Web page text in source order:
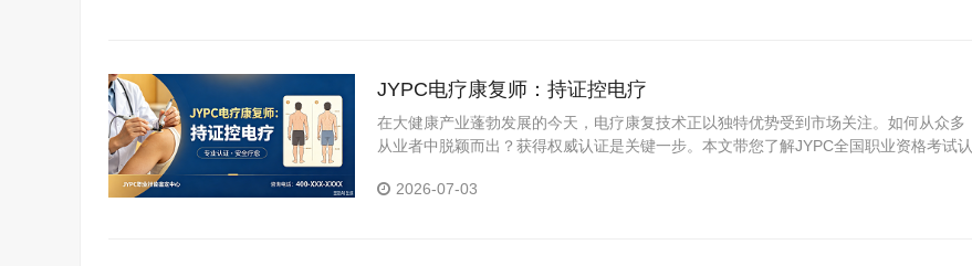
JYPC电疗康复师：持证控电疗
在大健康产业蓬勃发展的今天，电疗康复技术正以独特优势受到市场关注。如何从众多
从业者中脱颖而出？获得权威认证是关键一步。本文带您了解JYPC全国职业资格考试认
展。2026-07-03